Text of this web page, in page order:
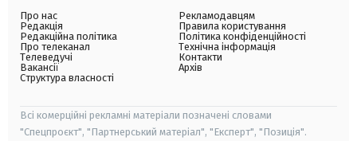
Про нас
Редакція
Редакційна політика
Про телеканал
Телеведучі
Вакансії
Структура власності
Рекламодавцям
Правила користування
Політика конфіденційності
Технічна інформація
Контакти
Архів
Всі комерційні рекламні матеріали позначені словами
"Спецпроєкт", "Партнерський матеріал", "Експерт", "Позиція".